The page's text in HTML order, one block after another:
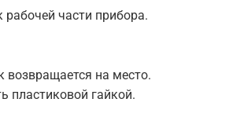
части прибора.
возвращается на место.
пластиковой гайкой.